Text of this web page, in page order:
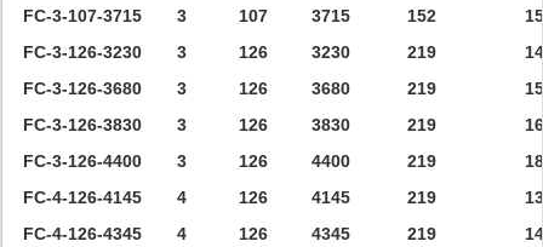
FC-3-107-3715
3 107 3715 152
FC-3-126-3230
3 126 3230 219
FC-3-126-3680
3 126 3680 219
FC-3-126-3830
3 126 3830 219
FC-3-126-4400
3 126 4400 219
FC-4-126-4145
4 126 4145 219
FC-4-126-4345
4 126 4345 219